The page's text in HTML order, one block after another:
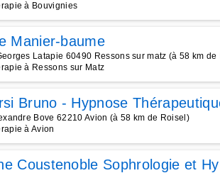
à Bouvignies
Manier-baume
Latapie 60490 Ressons sur matz (à 58 km de
à Ressons sur Matz
Bruno - Hypnose
Bove 62210 Avion (à 58 km de Roisel)
à Avion
Coustenoble Sophrologie et